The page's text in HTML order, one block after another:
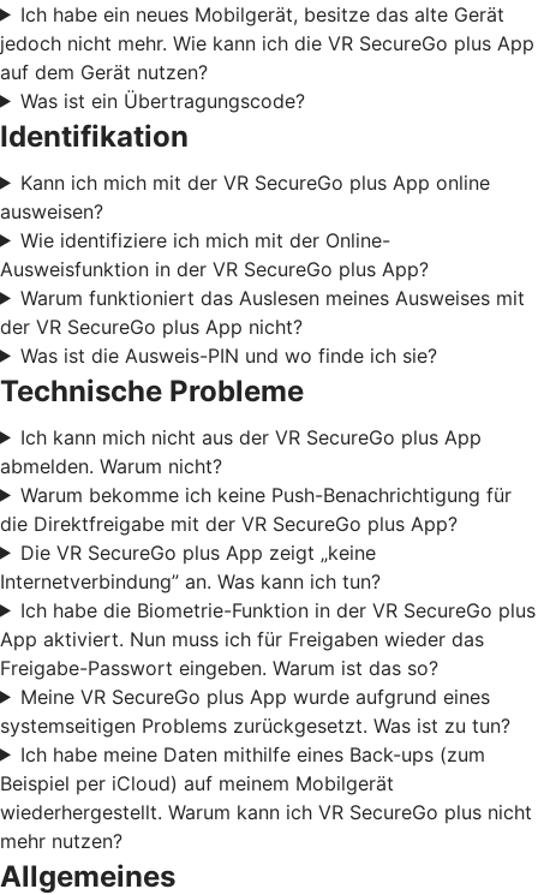
Ich habe ein neues Mobilgerät, besitze das alte Gerät
jedoch nicht mehr. Wie kann ich die VR SecureGo plus App
auf dem Gerät nutzen?
Was ist ein Übertragungscode?
Identifikation
Kann ich mich mit der VR SecureGo plus App online
ausweisen?
Wie identifiziere ich mich mit der Online-
Ausweisfunktion in der VR SecureGo plus App?
Warum funktioniert das Auslesen meines Ausweises mit
der VR SecureGo plus App nicht?
Was ist die Ausweis-PIN und wo finde ich sie?
Technische Probleme
Ich kann mich nicht aus der VR SecureGo plus App
abmelden. Warum nicht?
Warum bekomme ich keine Push-Benachrichtigung für
die Direktfreigabe mit der VR SecureGo plus App?
Die VR SecureGo plus App zeigt „keine
Internetverbindung” an. Was kann ich tun?
Ich habe die Biometrie-Funktion in der VR SecureGo plus
App aktiviert. Nun muss ich für Freigaben wieder das
Freigabe-Passwort eingeben. Warum ist das so?
Meine VR SecureGo plus App wurde aufgrund eines
systemseitigen Problems zurückgesetzt. Was ist zu tun?
Ich habe meine Daten mithilfe eines Back-ups (zum
Beispiel per iCloud) auf meinem Mobilgerät
wiederhergestellt. Warum kann ich VR SecureGo plus nicht
mehr nutzen?
Allgemeines